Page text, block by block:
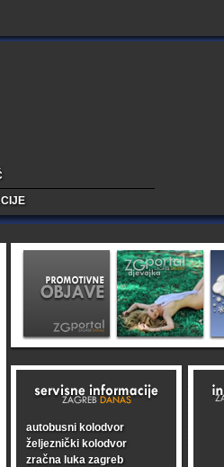
autobusni kolodvor
željeznički kolodvor
zračna luka zagreb